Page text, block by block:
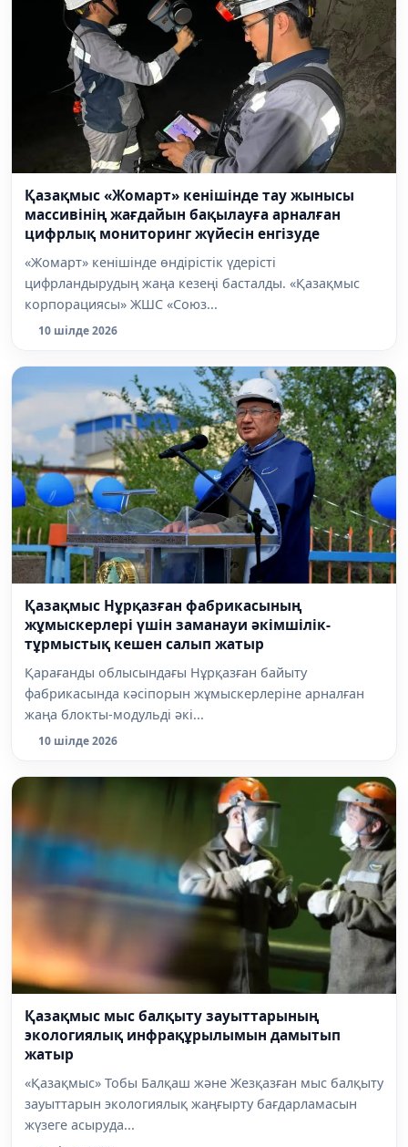
Қазақмыс «Жомарт» кенішінде тау жынысы
массивінің жағдайын бақылауға арналған
цифрлық мониторинг жүйесін енгізуде
«Жомарт» кенішінде өндірістік үдерісті
цифрландырудың жаңа кезеңі басталды. «Қазақмыс
корпорациясы» ЖШС «Союз...
10 шілде 2026
Қазақмыс Нұрқазған фабрикасының
жұмыскерлері үшін заманауи әкімшілік-
тұрмыстық кешен салып жатыр
Қарағанды облысындағы Нұрқазған байыту
фабрикасында кәсіпорын жұмыскерлеріне арналған
жаңа блокты-модульді әкі...
10 шілде 2026
Қазақмыс мыс балқыту зауыттарының
экологиялық инфрақұрылымын дамытып
жатыр
«Қазақмыс» Тобы Балқаш және Жезқазған мыс балқыту
зауыттарын экологиялық жаңғырту бағдарламасын
жүзеге асыруда...